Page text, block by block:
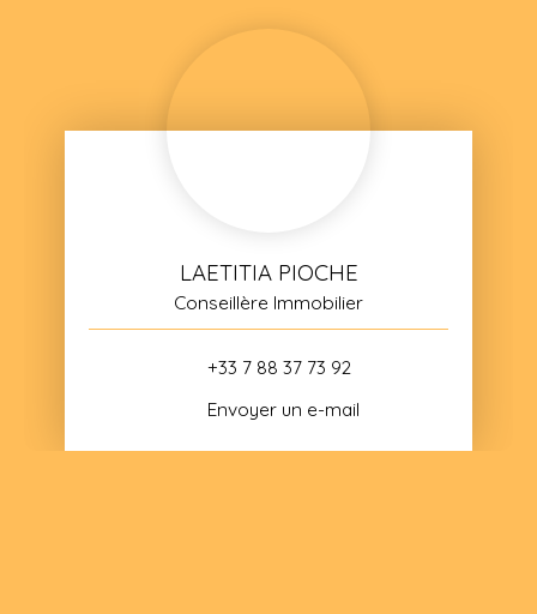
LAETITIA PIOCHE
Conseillère Immobilier
+33 7 88 37 73 92
Envoyer un e-mail